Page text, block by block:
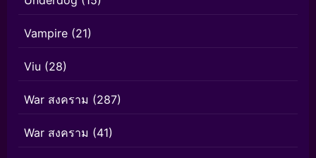
Vampire (21)
Viu (28)
War สงคราม (287)
War สงคราม (41)